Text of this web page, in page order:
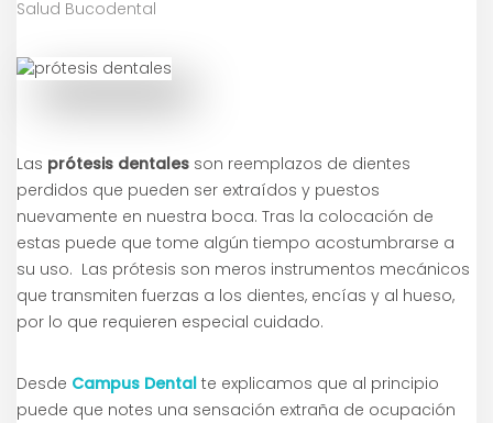
Salud Bucodental
Las prótesis dentales son reemplazos de dientes
perdidos que pueden ser extraídos y puestos
nuevamente en nuestra boca. Tras la colocación de
estas puede que tome algún tiempo acostumbrarse a
su uso. Las prótesis son meros instrumentos mecánicos
que transmiten fuerzas a los dientes, encías y al hueso,
por lo que requieren especial cuidado.
Desde Campus Dental te explicamos que al principio
puede que notes una sensación extraña de ocupación